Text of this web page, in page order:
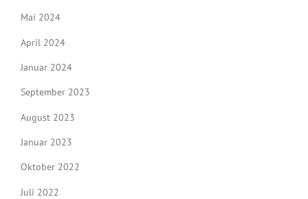
Mai 2024
April 2024
Januar 2024
September 2023
August 2023
Januar 2023
Oktober 2022
Juli 2022